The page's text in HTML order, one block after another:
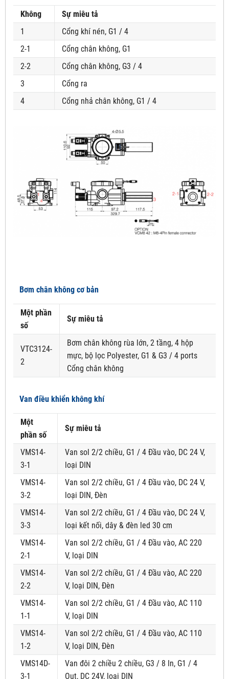
Không
Sự miêu tả
1
Cổng khí nén, G1 / 4
2-1
Cổng chân không, G1
2-2
Cổng chân không, G3 / 4
3
Cổng ra
4
Cổng nhả chân không, G1 / 4
Bơm chân không cơ bản
Một phần
số
Sự miêu tả
VTC3124-
2
Bơm chân không rùa lớn, 2 tầng, 4 hộp
mực, bộ lọc Polyester, G1 & G3 / 4 ports
Cổng chân không
Van điều khiển không khí
Một
phần số
Sự miêu tả
VMS14-
3-1
Van sol 2/2 chiều, G1 / 4 Đầu vào, DC 24 V,
loại DIN
VMS14-
3-2
Van sol 2/2 chiều, G1 / 4 Đầu vào, DC 24 V,
loại DIN, Đèn
VMS14-
3-3
Van sol 2/2 chiều, G1 / 4 Đầu vào, DC 24 V,
loại kết nối, dây & đèn led 30 cm
VMS14-
2-1
Van sol 2/2 chiều, G1 / 4 Đầu vào, AC 220
V, loại DIN
VMS14-
2-2
Van sol 2/2 chiều, G1 / 4 Đầu vào, AC 220
V, loại DIN, Đèn
VMS14-
1-1
Van sol 2/2 chiều, G1 / 4 Đầu vào, AC 110
V, loại DIN
VMS14-
1-2
Van sol 2/2 chiều, G1 / 4 Đầu vào, AC 110
V, loại DIN, Đèn
VMS14D-
3-1
Van đôi 2 chiều 2 chiều, G3 / 8 In, G1 / 4
Out, DC 24V, loại DIN